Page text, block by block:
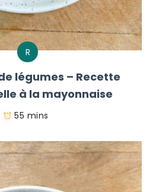
R
légumes – Recette
à la mayonnaise
55 mins